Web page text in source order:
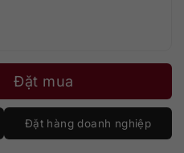
Đặt mua
Đặt hàng doanh nghiệp